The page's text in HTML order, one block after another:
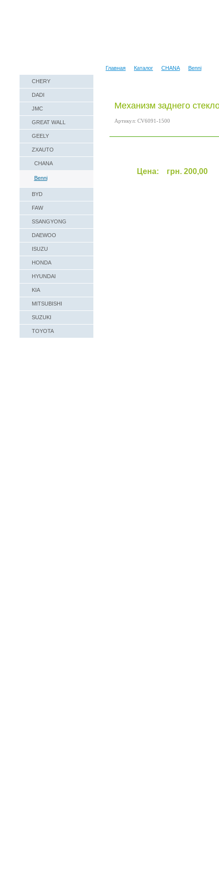
Главная Каталог CHANA Benni
CHERY
DADI
JMC
GREAT WALL
GEELY
ZXAUTO
CHANA
Benni
BYD
FAW
SSANGYONG
DAEWOO
ISUZU
HONDA
HYUNDAI
KIA
MITSUBISHI
SUZUKI
TOYOTA
Механизм заднего
Артикул: CV6091-1500
Цена: грн. 200,00